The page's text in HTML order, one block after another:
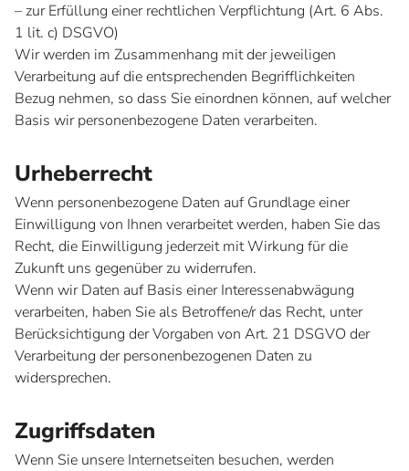
– zur Erfüllung einer rechtlichen Verpflichtung (Art. 6 Abs.
1 lit. c) DSGVO)
Wir werden im Zusammenhang mit der jeweiligen
Verarbeitung auf die entsprechenden Begrifflichkeiten
Bezug nehmen, so dass Sie einordnen können, auf welcher
Basis wir personenbezogene Daten verarbeiten.
Urheberrecht
Wenn personenbezogene Daten auf Grundlage einer
Einwilligung von Ihnen verarbeitet werden, haben Sie das
Recht, die Einwilligung jederzeit mit Wirkung für die
Zukunft uns gegenüber zu widerrufen.
Wenn wir Daten auf Basis einer Interessenabwägung
verarbeiten, haben Sie als Betroffene/r das Recht, unter
Berücksichtigung der Vorgaben von Art. 21 DSGVO der
Verarbeitung der personenbezogenen Daten zu
widersprechen.
Zugriffsdaten
Wenn Sie unsere Internetseiten besuchen, werden